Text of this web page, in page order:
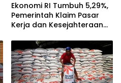
Ekonomi RI Tumbuh 5,29%,
Pemerintah Klaim Pasar
Kerja dan Kesejahteraan